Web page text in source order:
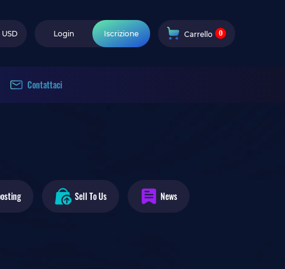
USD Login Iscrizione Carrello 0
Contattaci
Sell To Us News